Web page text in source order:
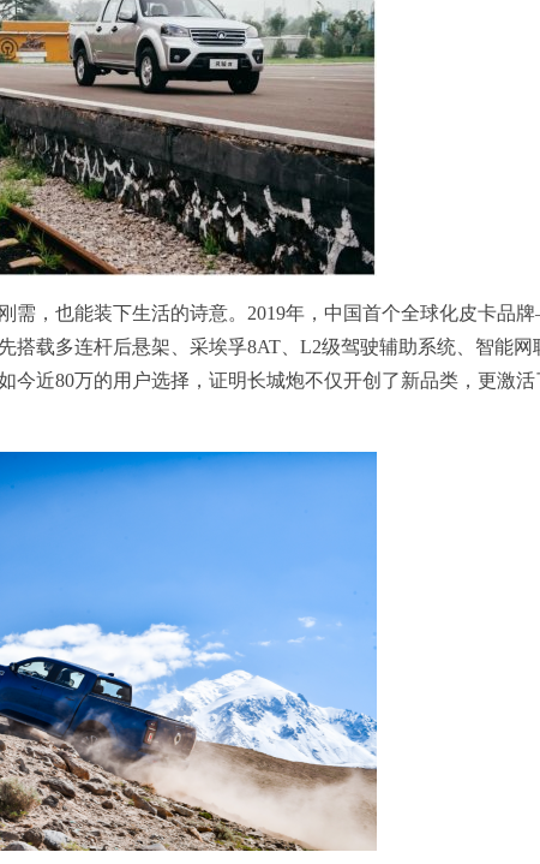
需，也能装下生活的诗意。2019年，中国首个全球化皮卡品
搭载多连杆后悬架、采埃孚8AT、L2级驾驶辅助系统、智能网
今近80万的用户选择，证明长城炮不仅开创了新品类，更激活